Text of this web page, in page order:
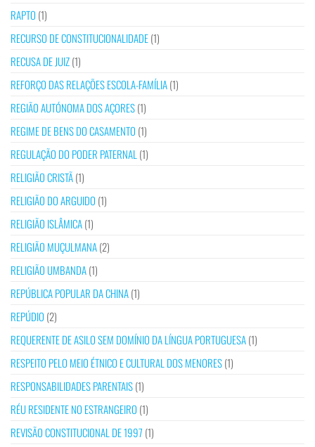
RAPTO (1)
RECURSO DE CONSTITUCIONALIDADE(1)
RECUSA DE JUIZ(1)
REFORÇO DAS RELAÇÕES ESCOLA-FAMÍLIA(1)
REGIÃO AUTÓNOMA DOS AÇORES(1)
REGIME DE BENS DO CASAMENTO (1)
REGULAÇÃO DO PODER PATERNAL(1)
RELIGIÃO CRISTÃ(1)
RELIGIÃO DO ARGUIDO (1)
RELIGIÃO ISLÂMICA(1)
RELIGIÃO MUÇULMANA(2)
RELIGIÃO UMBANDA(1)
REPÚBLICA POPULAR DA CHINA(1)
REPÚDIO (2)
REQUERENTE DE ASILO SEM DOMÍNIO DA LÍNGUA PORTUGUESA(1)
RESPEITO PELO MEIO ÉTNICO E CULTURAL DOS MENORES(1)
RESPONSABILIDADES PARENTAIS(1)
RÉU RESIDENTE NO ESTRANGEIRO (1)
REVISÃO CONSTITUCIONAL DE 1997 (1)